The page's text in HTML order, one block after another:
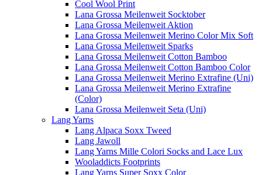
Cool Wool Print
Lana Grossa Meilenweit Socktober
Lana Grossa Meilenweit Aktion
Lana Grossa Meilenweit Merino Color Mix Soft
Lana Grossa Meilenweit Sparks
Lana Grossa Meilenweit Cotton Bamboo
Lana Grossa Meilenweit Cotton Bamboo Color
Lana Grossa Meilenweit Merino Extrafine (Uni)
Lana Grossa Meilenweit Merino Extrafine
(Color)
Lana Grossa Meilenweit Seta (Uni)
Lang Yarns
Lang Alpaca Soxx Tweed
Lang Jawoll
Lang Yarns Mille Colori Socks and Lace Lux
Wooladdicts Footprints
Lang Yarns Super Soxx Color